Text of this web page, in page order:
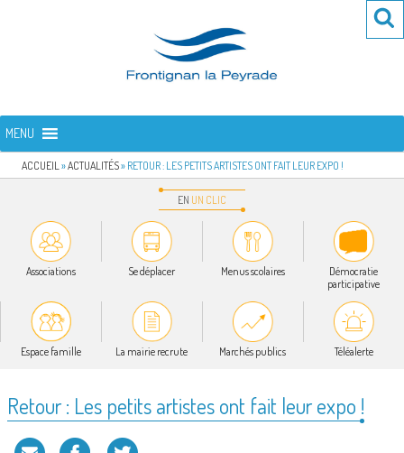
FRONTIGNAN LA PEYRADE
MENU
ACCUEIL »ACTUALITÉS» RETOUR : LES PETITS ARTISTES ONT FAIT LEUR EXPO !
EN UN CLIC
Associations Se déplacer Menus scolaires
Démocratie
participative
Espace famille La mairie recrute Marchés publics Téléalerte
Retour : Les petits artistes ont fait leur expo !